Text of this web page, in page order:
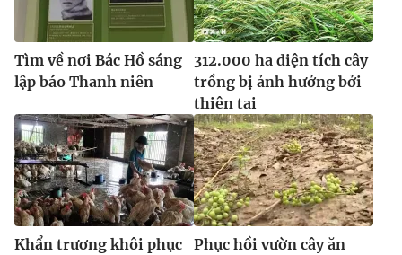
Tìm về nơi Bác Hồ sáng
lập báo Thanh niên
312.000 ha diện tích cây
trồng bị ảnh hưởng bởi
thiên tai
Khẩn trương khôi phục
Phục hồi vườn cây ăn